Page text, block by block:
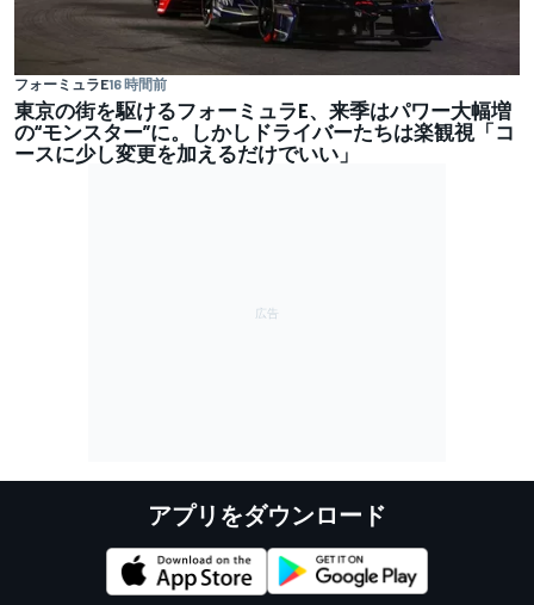
フォーミュラE16 時間前
東京の街を駆けるフォーミュラE、来季はパワー大幅増
の“モンスター”に。しかしドライバーたちは楽観視「コ
ースに少し変更を加えるだけでいい」
アプリをダウンロード